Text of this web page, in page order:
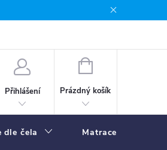
Přihlášení
NÁKUPNÍ
Prázdný košík
dle čela Matrace